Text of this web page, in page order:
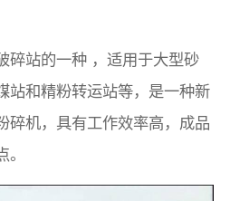
碎站的一种 ，适用于大型砂
站和精粉转运站等，是一种新
碎机，具有工作效率高，成品